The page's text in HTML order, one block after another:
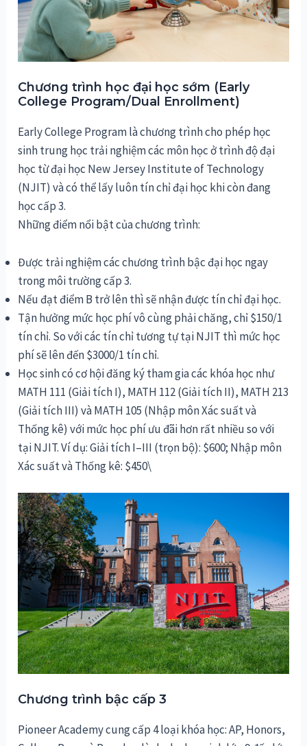
Chương trình học đại học sớm (Early
College Program/Dual Enrollment)
Early College Program là chương trình cho phép học
sinh trung học trải nghiệm các môn học ở trình độ đại
học từ đại học New Jersey Institute of Technology
(NJIT) và có thể lấy luôn tín chỉ đại học khi còn đang
học cấp 3.
Những điểm nổi bật của chương trình:
Được trải nghiệm các chương trình bậc đại học ngay
trong môi trường cấp 3.
Nếu đạt điểm B trở lên thì sẽ nhận được tín chỉ đại học.
Tận hưởng mức học phí vô cùng phải chăng, chỉ $150/1
tín chỉ. So với các tín chỉ tương tự tại NJIT thì mức học
phí sẽ lên đến $3000/1 tín chỉ.
Học sinh có cơ hội đăng ký tham gia các khóa học như
MATH 111 (Giải tích I), MATH 112 (Giải tích II), MATH 213
(Giải tích III) và MATH 105 (Nhập môn Xác suất và
Thống kê) với mức học phí ưu đãi hơn rất nhiều so với
tại NJIT. Ví dụ: Giải tích I–III (trọn bộ): $600; Nhập môn
Xác suất và Thống kê: $450\
Chương trình bậc cấp 3
Pioneer Academy cung cấp 4 loại khóa học: AP, Honors,